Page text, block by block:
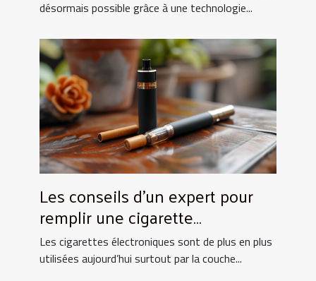
impressionnantes
désormais possible grâce à une technologie...
Les conseils d'un expert pour
remplir une cigarette
électronique !
Les cigarettes électroniques sont de plus en plus
utilisées aujourd’hui surtout par la couche...